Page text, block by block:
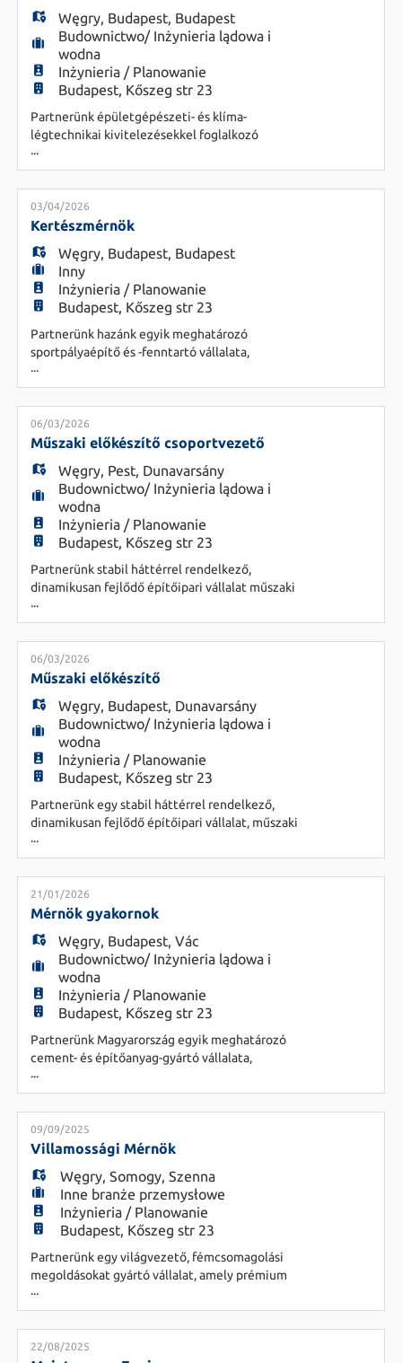
PL
CS
HU
Węgry, Budapest, Budapest
Budownictwo/ Inżynieria lądowa i
wodna
Inżynieria / Planowanie
Budapest, Kőszeg str 23
Partnerünk épületgépészeti- és klíma-
légtechnikai kivitelezésekkel foglalkozó
dinamikusan fejlődő cég. Csapatukba várják a
munkájára igényes, precíz, pontos leendő kolléga
jelentkezését. Feladatok: - Elsősorban
árajánlatok készítése - kiviteli tervek és
költségvetések olvasása - Épületgépész munkák
...
03/04/2026
Kertészmérnök
Węgry, Budapest, Budapest
Inny
Inżynieria / Planowanie
Budapest, Kőszeg str 23
Partnerünk hazánk egyik meghatározó
sportpályaépítő és -fenntartó vállalata,
kertészmérnök kollégát keres bővülő csapatába.
Feladatok - Sportpályák és gyepfelületek szakmai
felmérése, állapotértékelése - Füves területek
minőségének ellenőrzése és dokumentálása -
Folyamatos jelenlét a projekthelyszíneken,
...
06/03/2026
Műszaki előkészítő csoportvezető
Węgry, Pest, Dunavarsány
Budownictwo/ Inżynieria lądowa i
wodna
Inżynieria / Planowanie
Budapest, Kőszeg str 23
Partnerünk stabil háttérrel rendelkező,
dinamikusan fejlődő építőipari vállalat műszaki
előkészítő csoportvezető kollégát keres
szakmailag felkészült, tapasztalt vezető
személyében. A vállalat egyszerre több –
jellemzően közintézményi és sportlétesítmény
jellegű – beruházáson dolgozik, többek között
...
06/03/2026
Műszaki előkészítő
Węgry, Budapest, Dunavarsány
Budownictwo/ Inżynieria lądowa i
wodna
Inżynieria / Planowanie
Budapest, Kőszeg str 23
Partnerünk egy stabil háttérrel rendelkező,
dinamikusan fejlődő építőipari vállalat, műszaki
előkészítő munkatársat keres bővülő csapatába. A
vállalat egyszerre több – jellemzően
közintézményi és sportlétesítmény jellegű –
beruházáson dolgozik, mint például
gyermeküdülők, iskolák, szállodák,
kivitelez
...
21/01/2026
Mérnök gyakornok
Węgry, Budapest, Vác
Budownictwo/ Inżynieria lądowa i
wodna
Inżynieria / Planowanie
Budapest, Kőszeg str 23
Partnerünk Magyarország egyik meghatározó
cement- és építőanyag-gyártó vállalata,
dinamikusan fejlődő váci üzemébe keres
Karbantartó villamosmérnök munkatársat. Olyan
munkatársat keresünk, aki nem fél a kihívásoktól,
szívesen dolgozik a terepen, és kreatívan áll hozzá
a karbantartási feladatoknak. Az új kolléga
...
09/09/2025
Villamossági Mérnök
Węgry, Somogy, Szenna
Inne branże przemysłowe
Inżynieria / Planowanie
Budapest, Kőszeg str 23
Partnerünk egy világvezető, fémcsomagolási
megoldásokat gyártó vállalat, amely prémium
minőségű termékeivel szolgál ki számos iparágat.
Innováció, fenntarthatóság és megbízhatóság
jellemzi őket. Lokáció: Szenna, Somogy
Feladatok: - A műszak során felmerülő
...
22/08/2025